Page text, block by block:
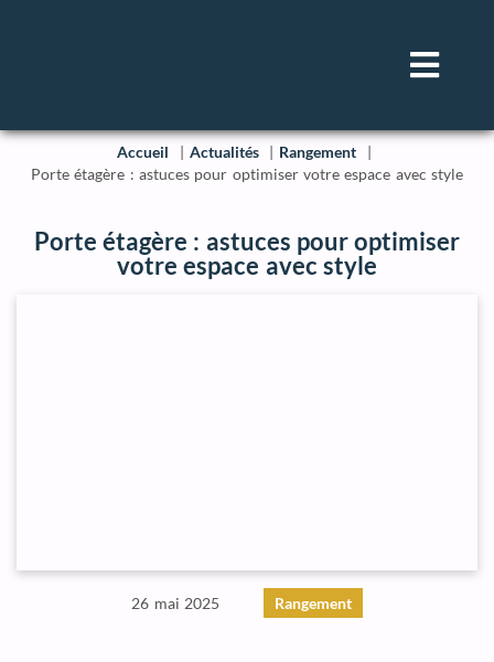
Accueil Actualités
Rangement
Porte étagère : astuces pour optimiser votre espace avec style
Porte étagère : astuces pour optimiser
votre espace avec style
26 mai 2025 Rangement